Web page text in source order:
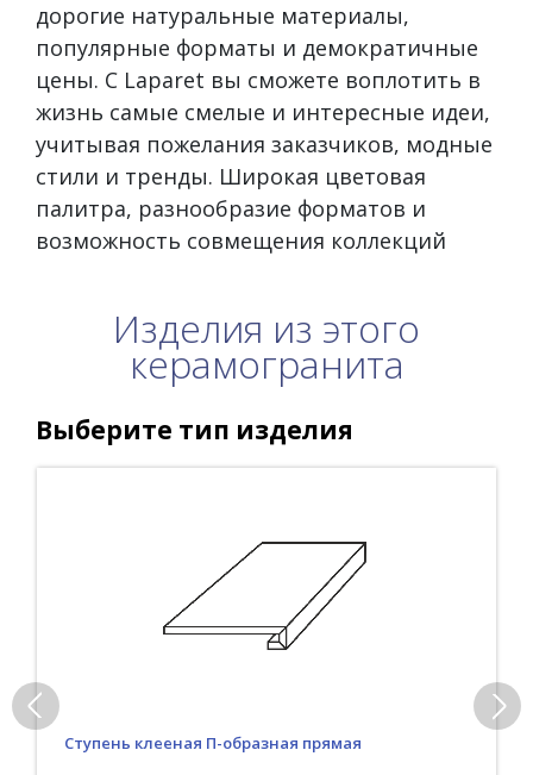
дорогие натуральные материалы,
популярные форматы и демократичные
цены. С Laparet вы сможете воплотить в
жизнь самые смелые и интересные идеи,
учитывая пожелания заказчиков, модные
стили и тренды. Широкая цветовая
палитра, разнообразие форматов и
возможность совмещения коллекций
Изделия из этого
керамогранита
Выберите тип изделия
Ступень клееная П-образная прямая